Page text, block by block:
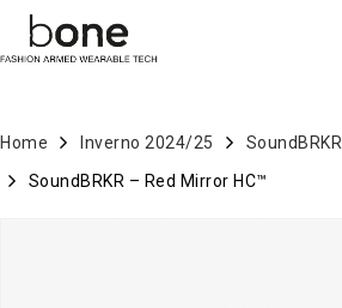
Hit enter to search or ESC to close
Home Inverno 2024/25 SoundBRKR
SoundBRKR – Red Mirror HC™